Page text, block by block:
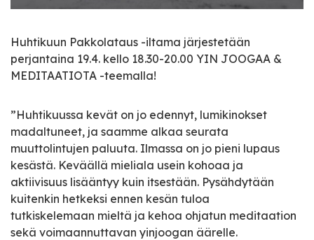
Huhtikuun Pakkolataus -iltama järjestetään
perjantaina 19.4. kello 18.30-20.00 YIN JOOGAA &
MEDITAATIOTA -teemalla!
”Huhtikuussa kevät on jo edennyt, lumikinokset
madaltuneet, ja saamme alkaa seurata
muuttolintujen paluuta. Ilmassa on jo pieni lupaus
kesästä. Keväällä mieliala usein kohoaa ja
aktiivisuus lisääntyy kuin itsestään. Pysähdytään
kuitenkin hetkeksi ennen kesän tuloa
tutkiskelemaan mieltä ja kehoa ohjatun meditaation
sekä voimaannuttavan yinjoogan äärelle.